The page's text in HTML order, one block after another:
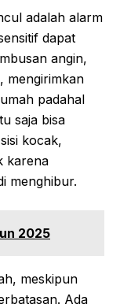
adalah alarm
dapat
angin,
mengirimkan
padahal
saja bisa
kocak,
karena
menghibur.
2025
meskipun
Ada